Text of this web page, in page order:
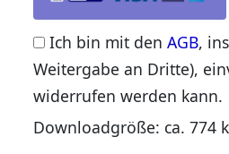
Ich bin mit denAGB,
Weitergabe an Dritte),
widerrufen werden kann.
Downloadgröße: ca. 774